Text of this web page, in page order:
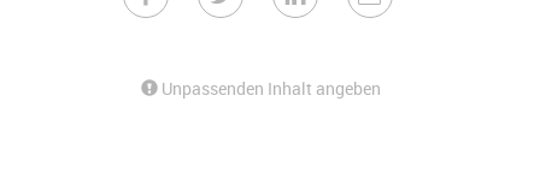
Unpassenden Inhalt angeben